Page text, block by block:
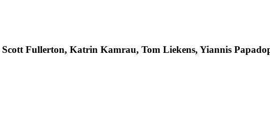
Fullerton, Katrin Kamrau, Tom Liekens, Yiannis